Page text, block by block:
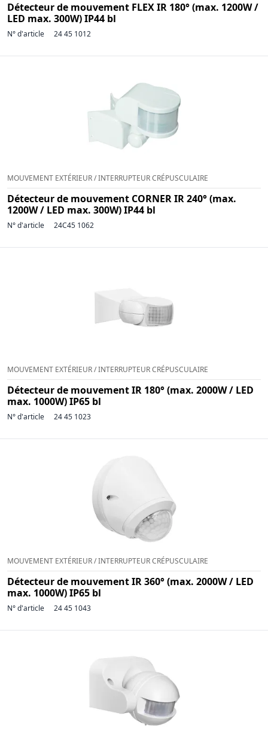
Détecteur de mouvement FLEX IR 180° (max. 1200W /
LED max. 300W) IP44 bl
N° d'article 24 45 1012
MOUVEMENT EXTÉRIEUR / INTERRUPTEUR CRÉPUSCULAIRE
Détecteur de mouvement CORNER IR 240° (max.
1200W / LED max. 300W) IP44 bl
N° d'article 24C45 1062
MOUVEMENT EXTÉRIEUR / INTERRUPTEUR CRÉPUSCULAIRE
Détecteur de mouvement IR 180° (max. 2000W / LED
max. 1000W) IP65 bl
N° d'article 24 45 1023
MOUVEMENT EXTÉRIEUR / INTERRUPTEUR CRÉPUSCULAIRE
Détecteur de mouvement IR 360° (max. 2000W / LED
max. 1000W) IP65 bl
N° d'article 24 45 1043